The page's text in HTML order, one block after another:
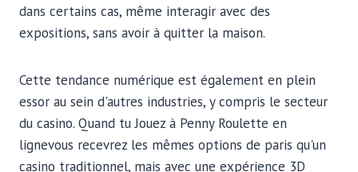
dans certains cas, même interagir avec des
expositions, sans avoir à quitter la maison.
Cette tendance numérique est également en plein
essor au sein d'autres industries, y compris le secteur
du casino. Quand tuJouez à Penny Roulette en
lignevous recevrez les mêmes options de paris qu'un
casino traditionnel, mais avec une expérience 3D